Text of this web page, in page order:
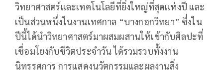
วิทยาศาสตร์และเทคโนโลยีที่ยิ่งใหญ่ที่สุดแห่งปี และ
เป็นส่วนหนึ่งในงานเทศกาล “บางกอกวิทยา” ซึ่งใน
ปีนี้ได้นำวิทยาศาสตร์มาผสมผสานให้เข้ากับศิลปะที่
เชื่อมโยงกับชีวิตประจำวัน ได้รวมรวบทั้งงาน
นิทรรศการ การแสดงนวัตกรรมและผลงานสิ่ง